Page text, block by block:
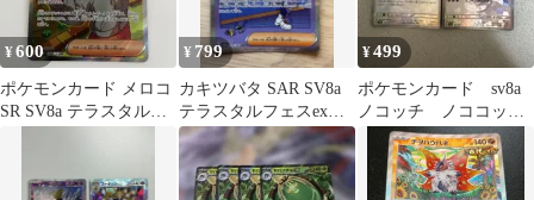
¥600
ポケモンカード メロコ
SR SV8a テラスタルフ
¥ 799
カキツバタ SAR SV8a
テラスタルフェスex
229/187
¥499
ポケモンカード sv8a
ノコッチ ノココッ
チ 進化ラインモンス
ターボールミラー